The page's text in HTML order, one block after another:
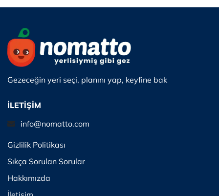
Gezeceğin yeri seçi, planını yap, keyfine bak
İLETİŞİM
info@nomatto.com
Gizlilik Politikası
Sıkça Sorulan Sorular
Hakkımızda